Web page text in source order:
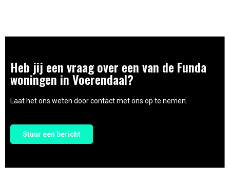
Heb jij een vraag over een van de Funda
woningen in Voerendaal?
Laat het ons weten door contact met ons op te nemen.
Stuur een bericht